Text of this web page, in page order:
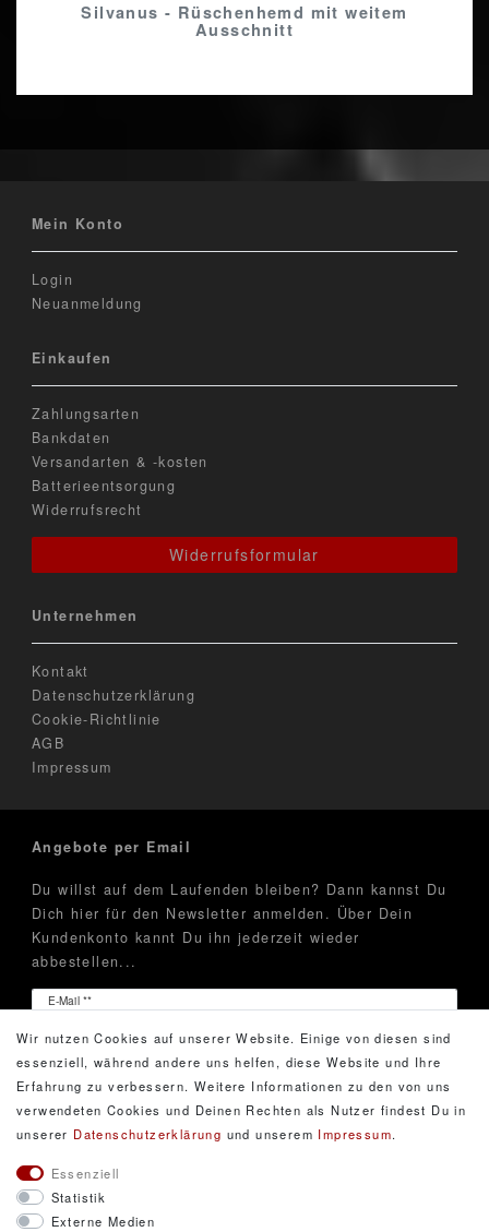
Silvanus - Rüschenhemd mit weitem
Ausschnitt
Mein Konto
Login
Neuanmeldung
Einkaufen
Zahlungsarten
Bankdaten
Versandarten & -kosten
Batterieentsorgung
Widerrufsrecht
Widerrufsformular
Unternehmen
Kontakt
Datenschutzerklärung
Cookie-Richtlinie
AGB
Impressum
Angebote per Email
Du willst auf dem Laufenden bleiben? Dann kannst Du
Dich hier für den Newsletter anmelden. Über Dein
Kundenkonto kannt Du ihn jederzeit wieder
abbestellen...
E-Mail **
Newsletter
Hiermit bestätige ich, dass ich die
Daten­schutz­erklärung
gelesen habe. Meine Einwilligung kann ich jederzeit
widerrufen.**
Wir nutzen Cookies auf unserer Website. Einige von diesen sind
essenziell, während andere uns helfen, diese Website und Ihre
Erfahrung zu verbessern. Weitere Informationen zu den von uns
verwendeten Cookies und Deinen Rechten als Nutzer findest Du in
unserer Daten­schutz­erklärung und unserem Impressum.
Essenziell
Statistik
Externe Medien